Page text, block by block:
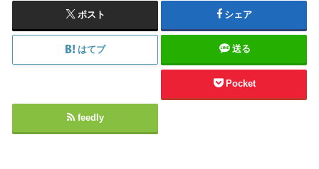
ポスト シェア
はてブ 送る
Pocket
feedly